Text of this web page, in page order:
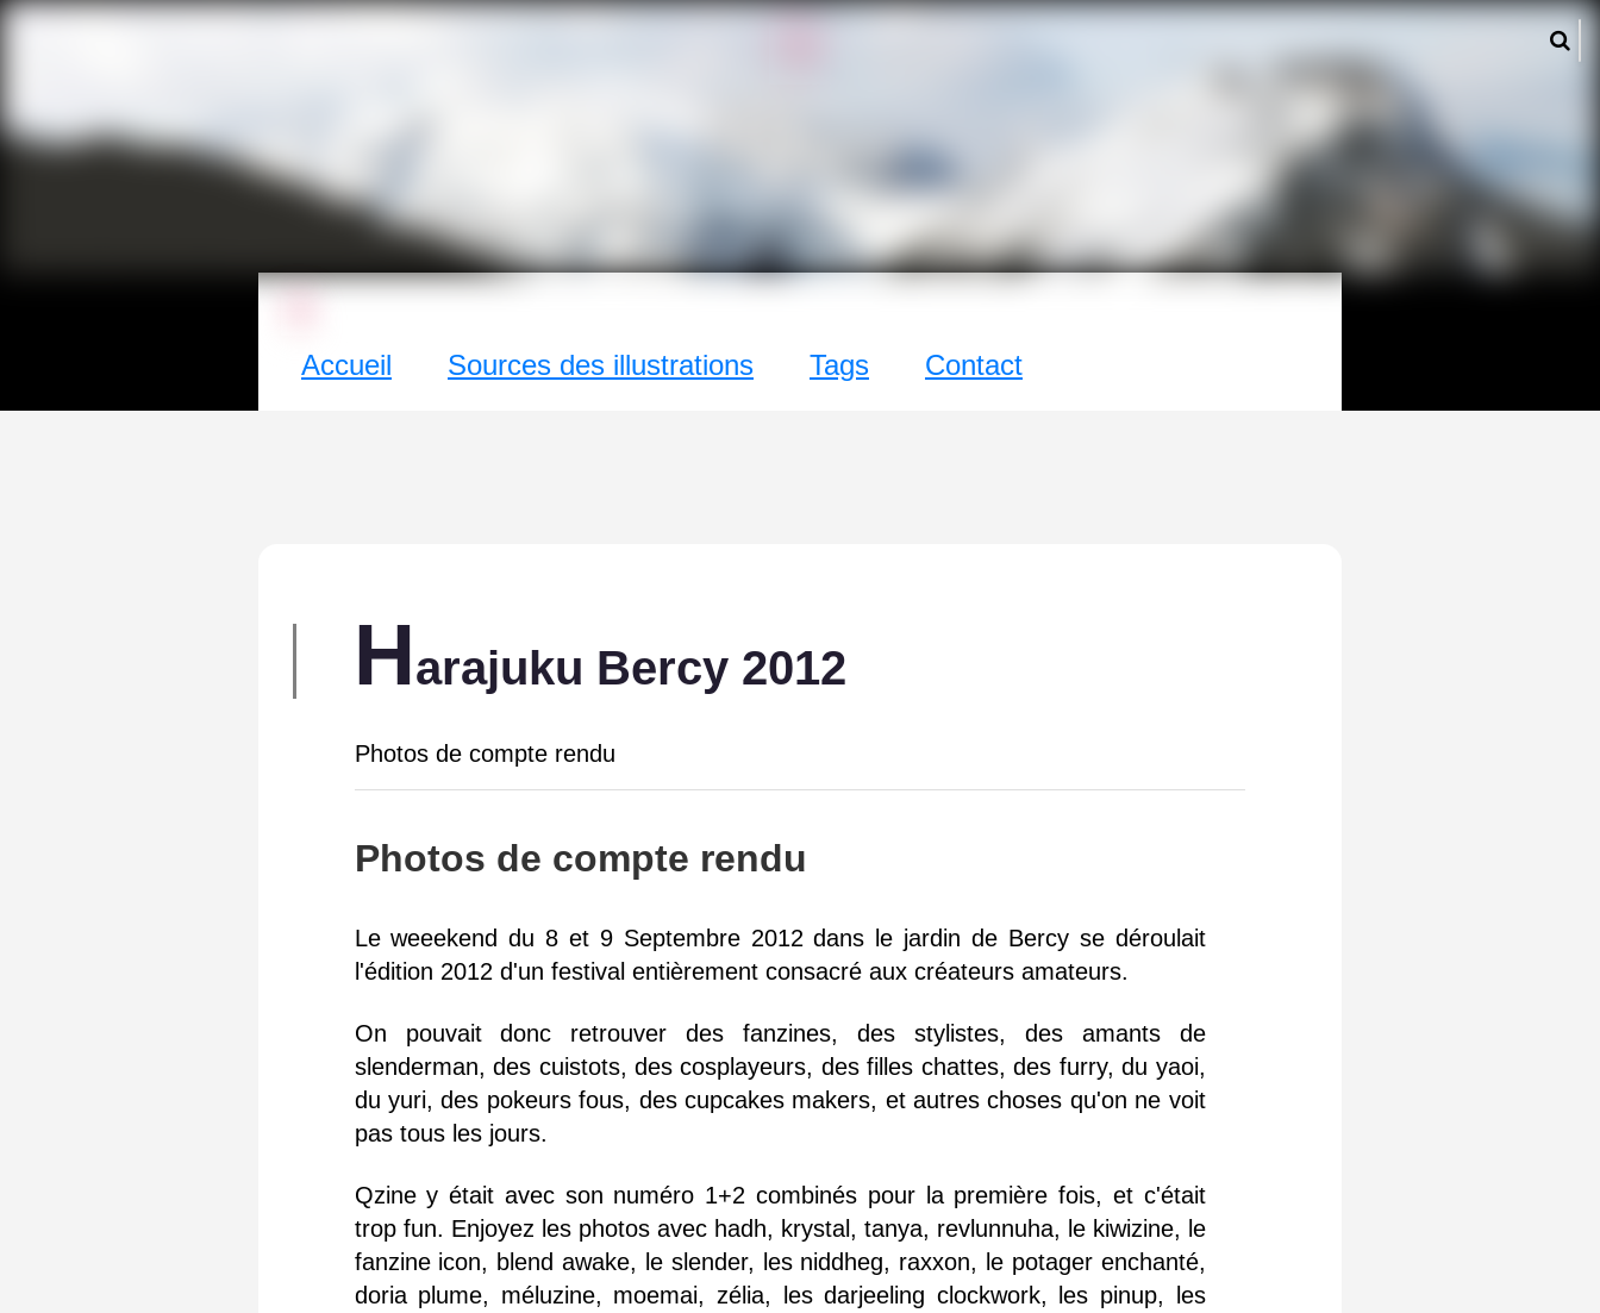
!Q zine
La culture avec un grand !Q
Accueil Sources des illustrations Tags Contact
Harajuku Bercy 2012
Photos de compte rendu
Photos de compte rendu
Le weeekend du 8 et 9 Septembre 2012 dans le jardin de Bercy se déroulait
l'édition 2012 d'un festival entièrement consacré aux créateurs amateurs.
On pouvait donc retrouver des fanzines, des stylistes, des amants de
slenderman, des cuistots, des cosplayeurs, des filles chattes, des furry, du yaoi,
du yuri, des pokeurs fous, des cupcakes makers, et autres choses qu'on ne voit
pas tous les jours.
Qzine y était avec son numéro 1+2 combinés pour la première fois, et c'était
trop fun. Enjoyez les photos avec hadh, krystal, tanya, revlunnuha, le kiwizine, le
fanzine icon, blend awake, le slender, les niddheg, raxxon, le potager enchanté,
doria plume, méluzine, moemai, zélia, les darjeeling clockwork, les pinup, les